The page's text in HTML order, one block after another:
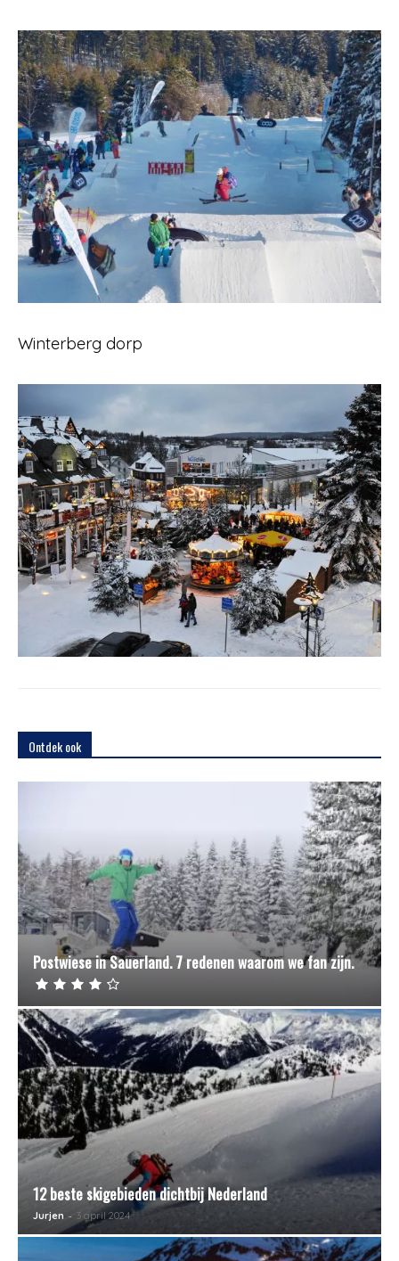
Winterberg dorp
Ontdek ook
Postwiese in Sauerland. 7 redenen waarom we fan zijn.
12 beste skigebieden dichtbij Nederland
Jurjen - 3 april 2024